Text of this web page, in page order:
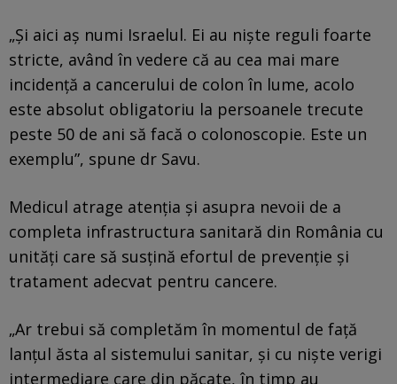
„Şi aici aş numi Israelul. Ei au nişte reguli foarte
stricte, având în vedere că au cea mai mare
incidenţă a cancerului de colon în lume, acolo
este absolut obligatoriu la persoanele trecute
peste 50 de ani să facă o colonoscopie. Este un
exemplu”, spune dr Savu.
Medicul atrage atenția și asupra nevoii de a
completa infrastructura sanitară din România cu
unități care să susțină efortul de prevenție și
tratament adecvat pentru cancere.
„Ar trebui să completăm în momentul de faţă
lanţul ăsta al sistemului sanitar, şi cu nişte verigi
intermediare care din păcate, în timp au